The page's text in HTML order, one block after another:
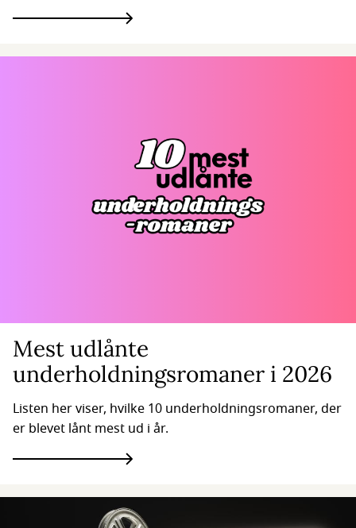
Mest udlånte
underholdningsromaner i 2026
Listen her viser, hvilke 10 underholdningsromaner, der
er blevet lånt mest ud i år.